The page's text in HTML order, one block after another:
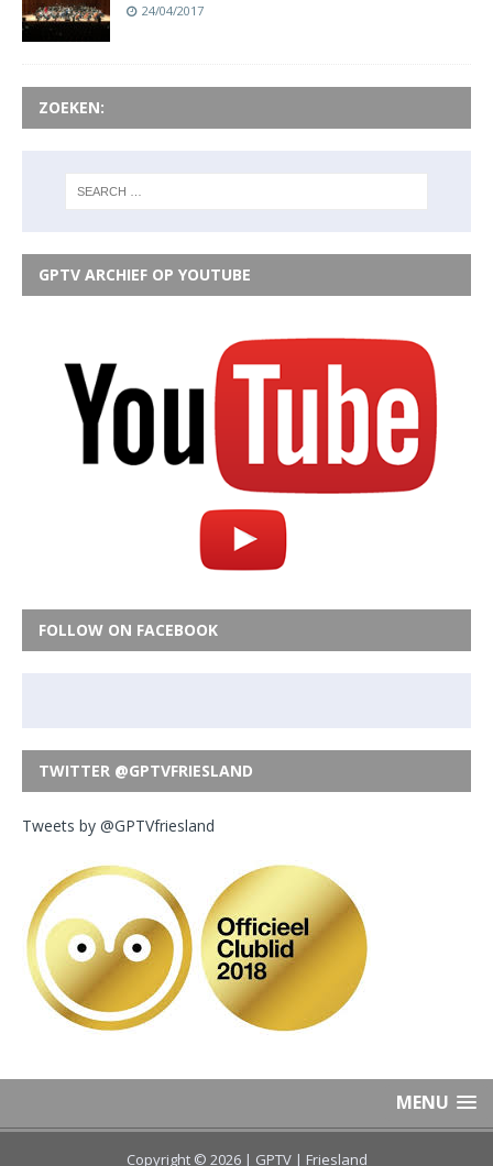
24/04/2017
ZOEKEN:
GPTV ARCHIEF OP YOUTUBE
FOLLOW ON FACEBOOK
TWITTER @GPTVFRIESLAND
Tweets by @GPTVfriesland
MENU
Copyright © 2026 | GPTV | Friesland